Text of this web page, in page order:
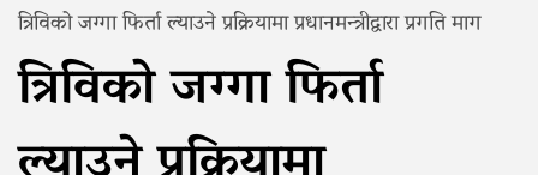
त्रिविको जग्गा फिर्ता ल्याउने प्रक्रियामा प्रधानमन्त्रीद्वारा प्रगति माग
त्रिविको जग्गा फिर्ता